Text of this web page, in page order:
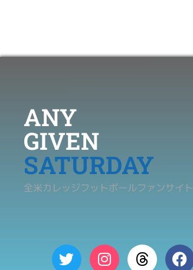
ANY
GIVEN
SATURDAY
全米カレッジフットボールファンサイト